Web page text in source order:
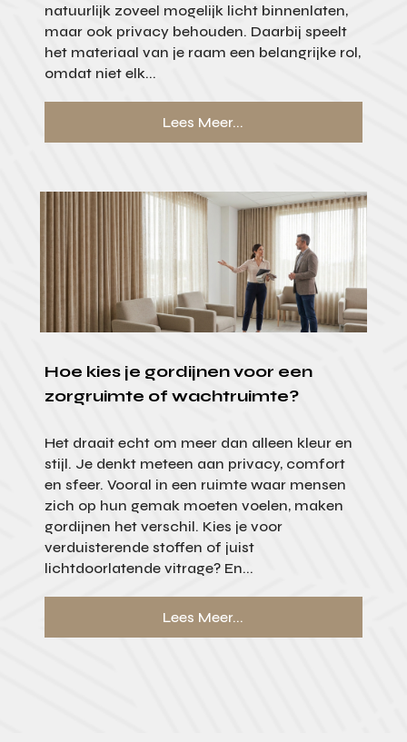
natuurlijk zoveel mogelijk licht binnenlaten,
maar ook privacy behouden. Daarbij speelt
het materiaal van je raam een belangrijke rol,
omdat niet elk...
Lees Meer...
Hoe kies je gordijnen voor een
zorgruimte of wachtruimte?
Het draait echt om meer dan alleen kleur en
stijl. Je denkt meteen aan privacy, comfort
en sfeer. Vooral in een ruimte waar mensen
zich op hun gemak moeten voelen, maken
gordijnen het verschil. Kies je voor
verduisterende stoffen of juist
lichtdoorlatende vitrage? En...
Lees Meer...